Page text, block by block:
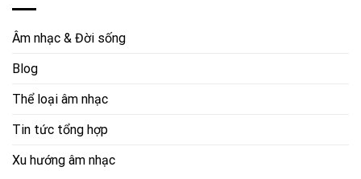
Âm nhạc & Đời sống
Blog
Thể loại âm nhạc
Tin tức tổng hợp
Xu hướng âm nhạc